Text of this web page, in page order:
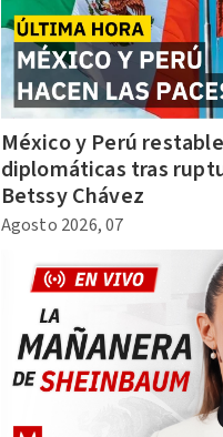
México y Perú
diplomáticas tras
Betssy Chávez
Agosto 2026, 07